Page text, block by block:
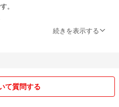
。
がけください。
合があります。
れば写真を追加します。
続きを表示する
て質問する